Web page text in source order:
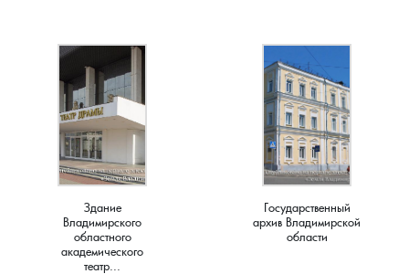
Здание
Владимирского
областного
академического
театр...
Государственный
архив Владимирской
области